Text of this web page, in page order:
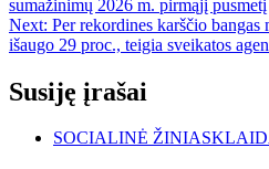
sumažinimų 2026 m. pirmąjį pusmetį
Next: Per rekordines karščio
išaugo 29 proc., teigia sveikatos
Susiję įrašai
SOCIALINĖ